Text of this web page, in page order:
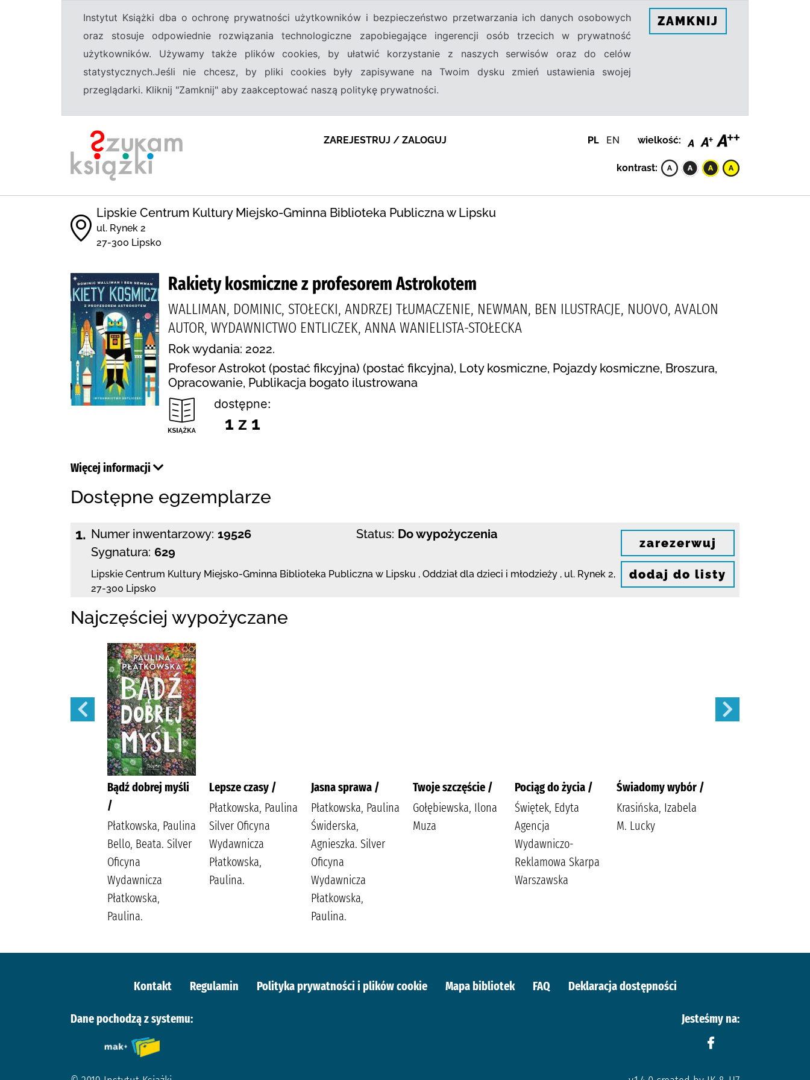
Instytut Książki dba o ochronę prywatności użytkowników i bezpieczeństwo przetwarzania ich danych osobowych
oraz stosuje odpowiednie rozwiązania technologiczne zapobiegające ingerencji osób trzecich w prywatność
użytkowników. Używamy także plików cookies, by ułatwić korzystanie z naszych serwisów oraz do celów
statystycznych.Jeśli nie chcesz, by pliki cookies były zapisywane na Twoim dysku zmień ustawienia swojej
przeglądarki. Kliknij "Zamknij" aby zaakceptować naszą politykę prywatności.
ZAMKNIJ
ZAREJESTRUJ / ZALOGUJ PL EN wielkość:
kontrast:
Lipskie Centrum Kultury Miejsko-Gminna Biblioteka Publiczna w Lipsku
ul. Rynek 2
27-300 Lipsko
Rakiety kosmiczne z profesorem Astrokotem
WALLIMAN, DOMINIC, STOŁECKI, ANDRZEJ TŁUMACZENIE, NEWMAN, BEN ILUSTRACJE, NUOVO, AVALON
AUTOR, WYDAWNICTWO ENTLICZEK, ANNA WANIELISTA-STOŁECKA
Rok wydania: 2022.
Profesor Astrokot (postać fikcyjna) (postać fikcyjna), Loty kosmiczne, Pojazdy kosmiczne, Broszura,
Opracowanie, Publikacja bogato ilustrowana
dostępne:
1 z 1
Więcej informacji
Dostępne egzemplarze
1. Numer inwentarzowy: 19526
Sygnatura: 629
Status: Do wypożyczenia
Lipskie Centrum Kultury Miejsko-Gminna Biblioteka Publiczna w Lipsku , Oddział dla dzieci i młodzieży , ul. Rynek 2,
27-300 Lipsko
zarezerwuj
dodaj do listy
Najczęściej wypożyczane
Bądź dobrej myśli
/
Płatkowska, Paulina
Bello, Beata. Silver
Oficyna
Wydawnicza
Płatkowska,
Paulina.
Lepsze czasy /
Płatkowska, Paulina
Silver Oficyna
Wydawnicza
Płatkowska,
Paulina.
Jasna sprawa /
Płatkowska, Paulina
Świderska,
Agnieszka. Silver
Oficyna
Wydawnicza
Płatkowska,
Paulina.
Twoje szczęście /
Gołębiewska, Ilona
Muza
Pociąg do życia /
Świętek, Edyta
Agencja
Wydawniczo-
Reklamowa Skarpa
Warszawska
Świadomy wybór /
Krasińska, Izabela
M. Lucky
Kontakt Regulamin Polityka prywatności i plików cookie Mapa bibliotek FAQ Deklaracja dostępności
Dane pochodzą z systemu: Jesteśmy na: